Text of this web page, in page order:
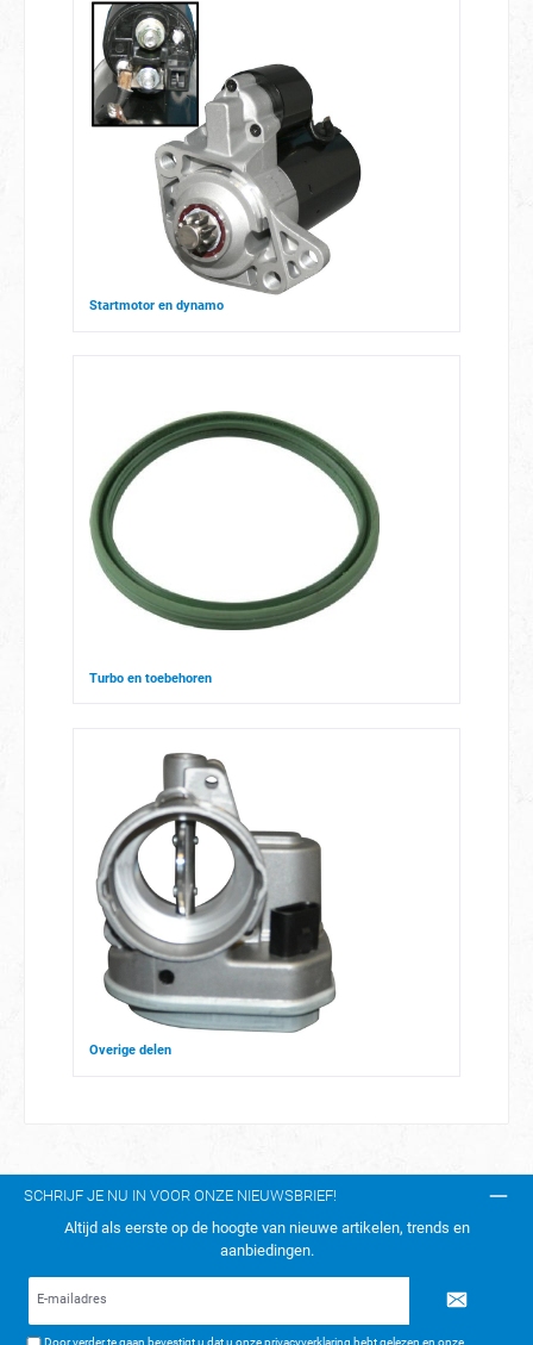
Startmotor en dynamo
Turbo en toebehoren
Overige delen
SCHRIJF JE NU IN VOOR ONZE NIEUWSBRIEF!
Altijd als eerste op de hoogte van nieuwe artikelen, trends en
aanbiedingen.